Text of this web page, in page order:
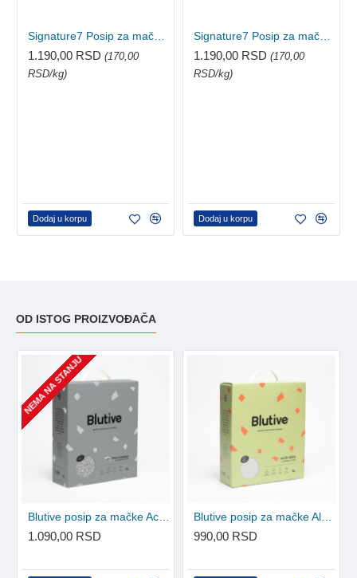
1.190,00 RSD (170,00
RSD/kg)
Dodaj u korpu
1.190,00 RSD (170,00
RSD/kg)
Dodaj u korpu
OD ISTOG PROIZVOĐAČA
NEMA NA STANJU
1.090,00 RSD 990,00 RSD